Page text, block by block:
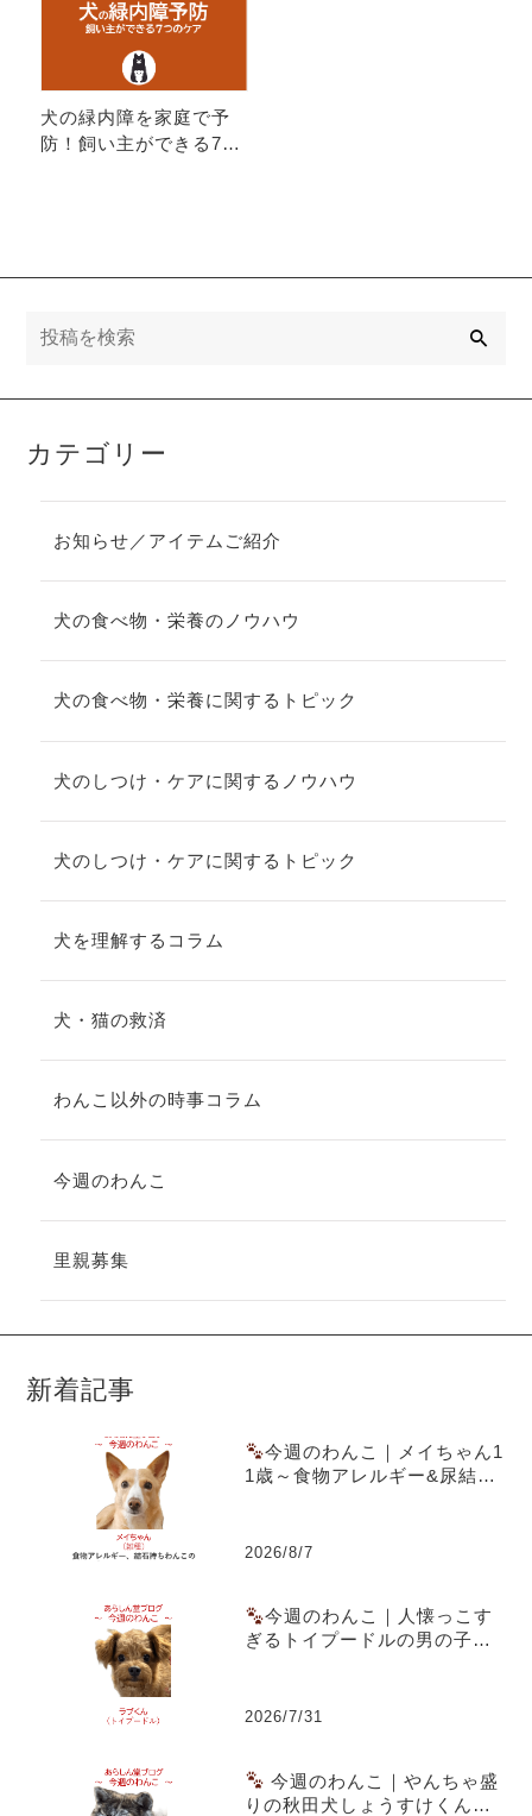
犬の緑内障を家庭で予
防！飼い主ができる7つ
カテゴリー
お知らせ／アイテムご紹介
犬の食べ物・栄養のノウハウ
犬の食べ物・栄養に関するトピック
犬のしつけ・ケアに関するノウハウ
犬のしつけ・ケアに関するトピック
犬を理解するコラム
犬・猫の救済
わんこ以外の時事コラム
今週のわんこ
里親募集
新着記事
今週のわんこ｜メイちゃん1
1歳～食物アレルギー&尿結石
2026/8/7
今週のわんこ｜人懐っこす
ぎるトイプードルの男の子ラ
2026/7/31
今週のわんこ｜やんちゃ盛
りの秋田犬しょうすけくん～